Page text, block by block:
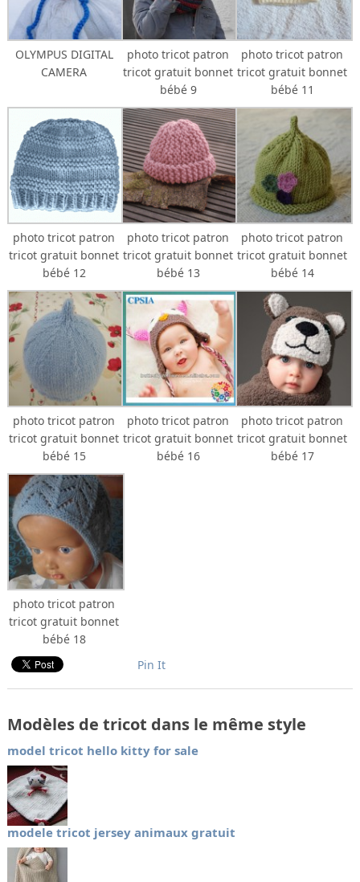
OLYMPUS DIGITAL
CAMERA
photo tricot patron
tricot gratuit bonnet
bébé 9
photo tricot patron
tricot gratuit bonnet
bébé 11
photo tricot patron
tricot gratuit bonnet
bébé 12
photo tricot patron
tricot gratuit bonnet
bébé 13
photo tricot patron
tricot gratuit bonnet
bébé 14
photo tricot patron
tricot gratuit bonnet
bébé 15
photo tricot patron
tricot gratuit bonnet
bébé 16
photo tricot patron
tricot gratuit bonnet
bébé 17
photo tricot patron
tricot gratuit bonnet
bébé 18
Pin It
Modèles de tricot dans le même style
model tricot hello kitty for sale
modele tricot jersey animaux gratuit